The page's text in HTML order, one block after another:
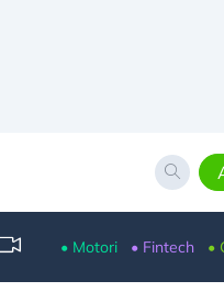
• Motori • Fintech •